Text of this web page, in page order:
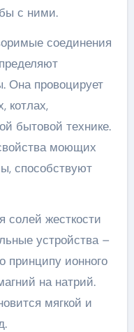
с ними.
соединения
Она провоцирует
котлах,
бытовой технике.
моющих
способствуют
жесткости
устройства –
принципу ионного
на натрий.
мягкой и